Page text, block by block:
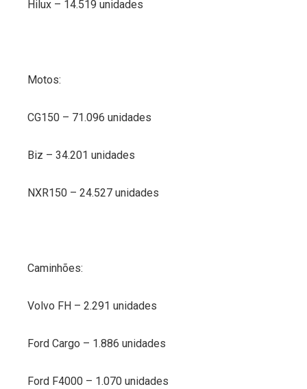
Hilux – 14.519 unidades
Motos:
CG150 – 71.096 unidades
Biz – 34.201 unidades
NXR150 – 24.527 unidades
Caminhões:
Volvo FH – 2.291 unidades
Ford Cargo – 1.886 unidades
Ford F4000 – 1.070 unidades